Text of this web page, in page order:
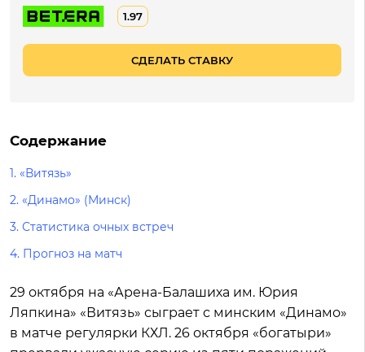
1.97
СДЕЛАТЬ СТАВКУ
Содержание
1. «Витязь»
2. «Динамо» (Минск)
3. Статистика очных встреч
4. Прогноз на матч
29 октября на «Арена-Балашиха им. Юрия
Ляпкина» «Витязь» сыграет с минским «Динамо»
в матче регулярки КХЛ. 26 октября «богатыри»